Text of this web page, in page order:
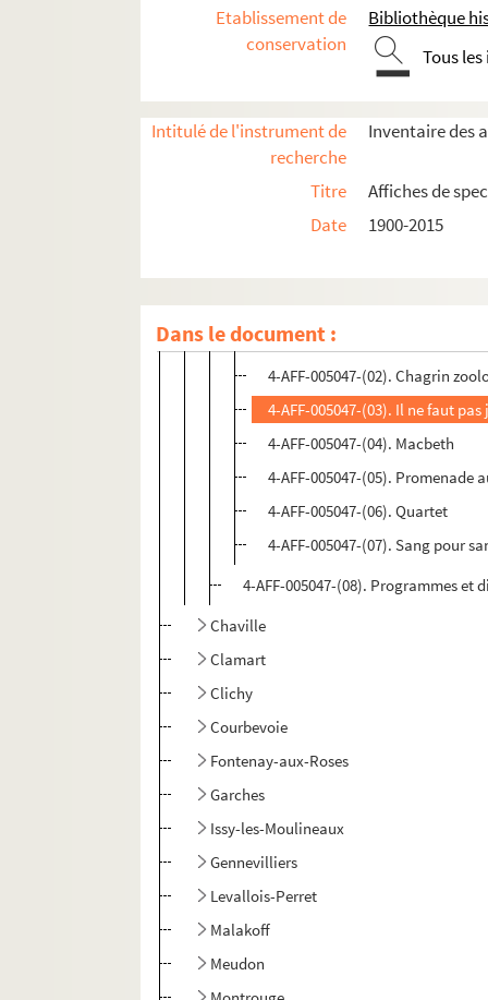
Etablissement de
conservation
Bibliothèque
Tous
Intitulé de l'instrument de
recherche
Inventaire des
Titre
Affiches de
Date
1900-2015
Dans le document :
Hauts-de-Seine
Antony
Boulogne-Billancourt
Bourg-la-Reine
Châtenay-Malabry
Spectacles
4-AFF-005047-(01). L'acteur
4-AFF-005047-(02). Chagrin
4-AFF-005047-(03). Il ne faut
4-AFF-005047-(04). Macbeth
4-AFF-005047-(05). Promenade
4-AFF-005047-(06). Quartet
4-AFF-005047-(07). Sang pour
4-AFF-005047-(08). Programmes et
Chaville
Clamart
Clichy
Courbevoie
Fontenay-aux-Roses
Garches
Issy-les-Moulineaux
Gennevilliers
Levallois-Perret
Malakoff
Meudon